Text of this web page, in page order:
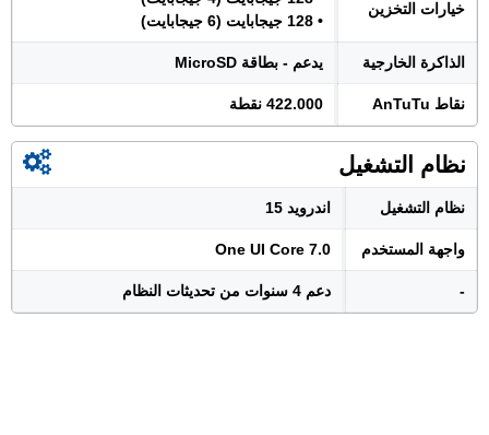
خيارات التخزين
• 128 جيجابايت (6 جيجابايت)
الذاكرة الخارجية يدعم - بطاقة MicroSD
نقاط AnTuTu 422.000 نقطة
نظام التشغيل
نظام التشغيل اندرويد 15
واجهة المستخدم One UI Core 7.0
- دعم 4 سنوات من تحديثات النظام